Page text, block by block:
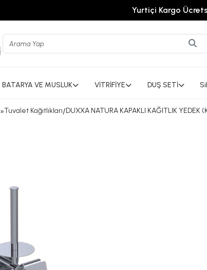
Yurtiçi Kargo
BATARYA VE MUSLUK VİTRİFİYE DUŞ SETİ
»Tuvalet Kağıtlıkları/DUXXA NATURA KAPAKLI KAĞITLIK YEDEK